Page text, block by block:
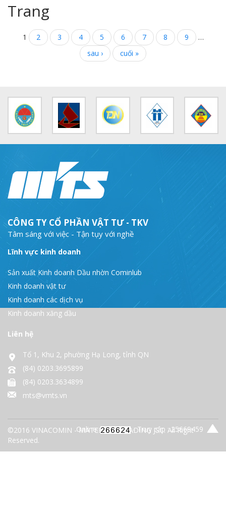
MTS: Công nghệ hiện đại - Kết nối thông minh
Đồng hành vì sự phát triển lâu dài của MTS
Bình đẳng giới và các chính sách pháp luật lao động, BHXH luôn được quan tâm tại MTS
Nhà máy
Trang
1 2 3 4 5 6 7 8 9
…
sau ›
cuối »
CÔNG TY CỔ PHẦN VẬT TƯ - TKV
Tâm sáng với việc - Tận tụy với nghề
Lĩnh vực kinh doanh
Sản xuất Kinh doanh Dầu nhờn Cominlub
Kinh doanh vật tư
Kinh doanh các dịch vụ
Kinh doanh xăng dầu
Liên hệ
Tổ 1, Khu 2, phường Hạ Long, tỉnh QN
(84) 0203.3695899
(84) 0203.3634899
mts@vmts.vn
©2016 VINACOMIN - MATERIALS TRADING JSC. All Right
Reserved.
Online: - Truy cập : 25669459